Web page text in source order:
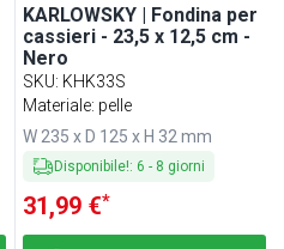
KARLOWSKY | Fondina per
cassieri - 23,5 x 12,5 cm -
Nero
SKU: KHK33S
Materiale: pelle
W 235 x D 125 x H 32 mm
Disponibile!: 6 - 8 giorni
31,99 €*